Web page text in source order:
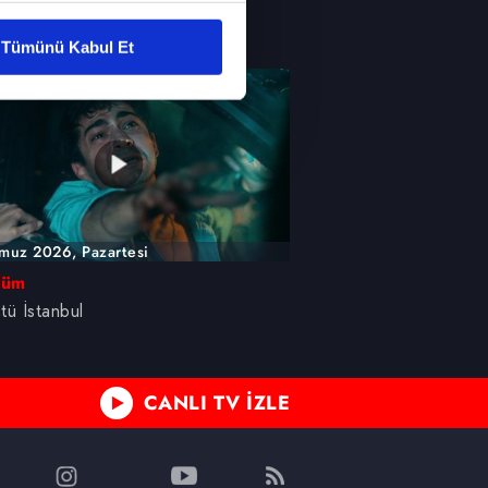
kullanılmaktadır. Bu
sunulması
ve sizlere yönelik
detaylı bilgi için Ayarlar
Tümünü Kabul Et
İstanbul
2026, Pazartesi
İstanbul
CANLI TV İZLE